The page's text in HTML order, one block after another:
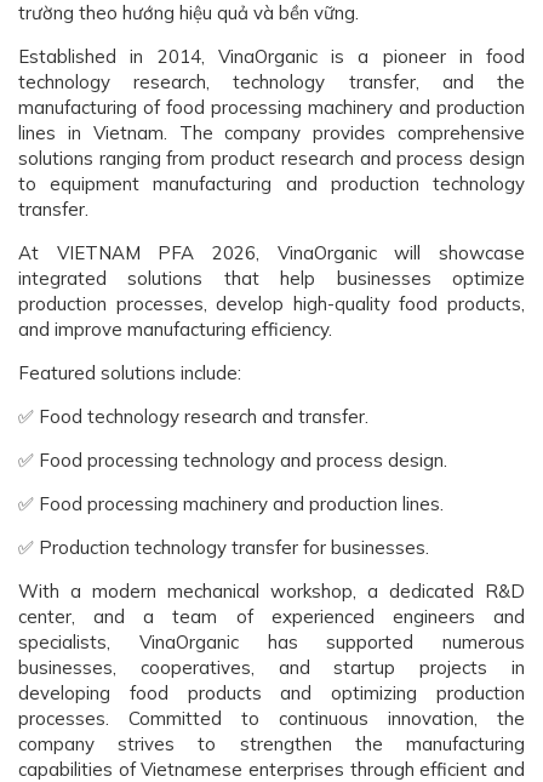
trường theo hướng hiệu quả và bền vững.
Established in 2014, VinaOrganic is a pioneer in food
technology research, technology transfer, and the
manufacturing of food processing machinery and production
lines in Vietnam. The company provides comprehensive
solutions ranging from product research and process design
to equipment manufacturing and production technology
transfer.
At VIETNAM PFA 2026, VinaOrganic will showcase
integrated solutions that help businesses optimize
production processes, develop high-quality food products,
and improve manufacturing efficiency.
Featured solutions include:
✅ Food technology research and transfer.
✅ Food processing technology and process design.
✅ Food processing machinery and production lines.
✅ Production technology transfer for businesses.
With a modern mechanical workshop, a dedicated R&D
center, and a team of experienced engineers and
specialists, VinaOrganic has supported numerous
businesses, cooperatives, and startup projects in
developing food products and optimizing production
processes. Committed to continuous innovation, the
company strives to strengthen the manufacturing
capabilities of Vietnamese enterprises through efficient and